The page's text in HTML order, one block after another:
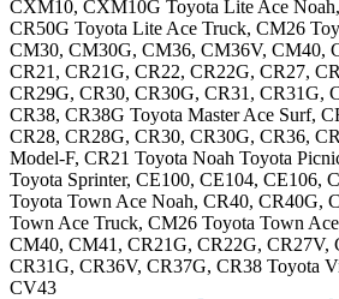
CXM10, CXM10G Toyota Lite Ace
CR50G Toyota Lite Ace Truck, CM26
CM30, CM30G, CM36, CM36V, CM40,
CR21, CR21G, CR22, CR22G, CR27,
CR29G, CR30, CR30G, CR31, CR31G,
CR38, CR38G Toyota Master Ace Surf,
CR28, CR28G, CR30, CR30G, CR36,
Model-F, CR21 Toyota Noah Toyota
Toyota Sprinter, CE100, CE104, CE106,
Toyota Town Ace Noah, CR40, CR40G,
Town Ace Truck, CM26 Toyota Town
CM40, CM41, CR21G, CR22G, CR27V,
CR31G, CR36V, CR37G, CR38 Toyota
CV43